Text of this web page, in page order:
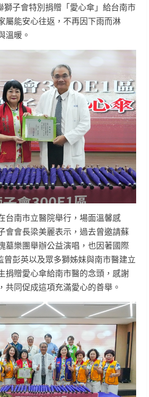
獅子會特別捐贈「愛心傘」給台南市
屬能安心往返，不再因下雨而淋
溫暖。
台南市立醫院舉行，場面溫馨感
會會長梁美麗表示，過去曾邀請蘇
墓樂團舉辦公益演唱，也因著國際
曾彭英以及眾多獅姊妹與南市醫建立
捐贈愛心傘給南市醫的念頭，感謝
共同促成這項充滿愛心的善舉。